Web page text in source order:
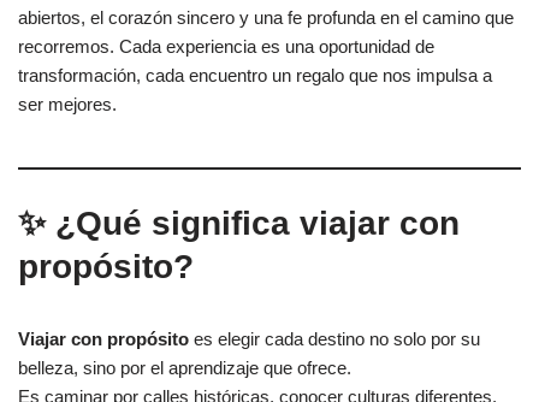
abiertos, el corazón sincero y una fe profunda en el camino que
recorremos. Cada experiencia es una oportunidad de
transformación, cada encuentro un regalo que nos impulsa a
ser mejores.
✨ ¿Qué significa viajar con
propósito?
Viajar con propósito es elegir cada destino no solo por su
belleza, sino por el aprendizaje que ofrece.
Es caminar por calles históricas, conocer culturas diferentes,